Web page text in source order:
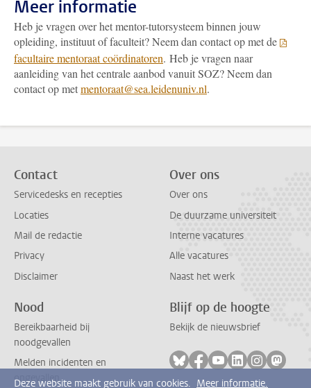
Meer informatie
Heb je vragen over het mentor-tutorsysteem binnen jouw
opleiding, instituut of faculteit? Neem dan contact op met de
facultaire mentoraat coördinatoren. Heb je vragen naar
aanleiding van het centrale aanbod vanuit SOZ? Neem dan
contact op metmentoraat@sea.leidenuniv.nl.
Contact
Servicedesks en recepties
Locaties
Mail de redactie
Privacy
Disclaimer
Over ons
Over ons
De duurzame universiteit
Interne vacatures
Alle vacatures
Naast het werk
Nood
Bereikbaarheid bij
noodgevallen
Melden incidenten en
ongevallen
Blijf op de hoogte
Bekijk de nieuwsbrief
Volg ons op bluesky
Volg ons op facebook
Volg ons op
Volg ons op
Volg ons
Volg
Deze website maakt gebruik van cookies. Meer informatie.